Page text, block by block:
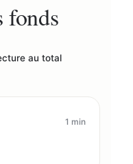
fonds
au total
1 min